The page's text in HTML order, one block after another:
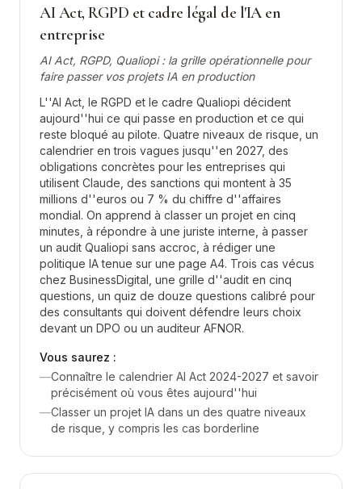
AI Act, RGPD et cadre légal de l'IA en
entreprise
AI Act, RGPD, Qualiopi : la grille opérationnelle pour
faire passer vos projets IA en production
L''AI Act, le RGPD et le cadre Qualiopi décident
aujourd''hui ce qui passe en production et ce qui
reste bloqué au pilote. Quatre niveaux de risque, un
calendrier en trois vagues jusqu''en 2027, des
obligations concrètes pour les entreprises qui
utilisent Claude, des sanctions qui montent à 35
millions d''euros ou 7 % du chiffre d''affaires
mondial. On apprend à classer un projet en cinq
minutes, à répondre à une juriste interne, à passer
un audit Qualiopi sans accroc, à rédiger une
politique IA tenue sur une page A4. Trois cas vécus
chez BusinessDigital, une grille d''audit en cinq
questions, un quiz de douze questions calibré pour
des consultants qui doivent défendre leurs choix
devant un DPO ou un auditeur AFNOR.
Vous saurez :
—Connaître le calendrier AI Act 2024-2027 et savoir
précisément où vous êtes aujourd''hui
—Classer un projet IA dans un des quatre niveaux
de risque, y compris les cas borderline